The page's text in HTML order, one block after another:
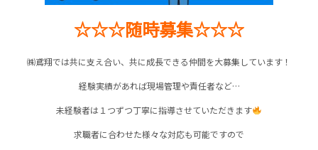
☆☆☆随時募集☆☆☆
㈱鳶翔では共に支え合い、共に成長できる仲間を大募集しています！
経験実績があれば現場管理や責任者など…
未経験者は１つずつ丁寧に指導させていただきます
求職者に合わせた様々な対応も可能ですので